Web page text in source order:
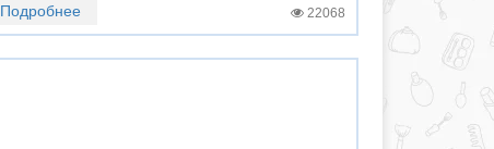
Подробнее 22068